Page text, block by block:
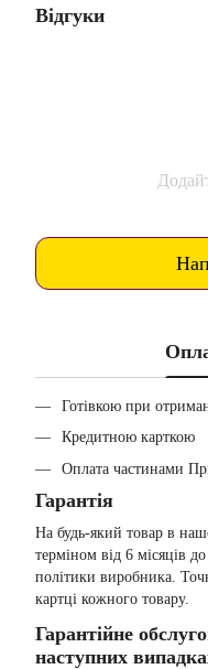
Відгуки
Готівкою при
Кредитною карткою
Оплата частинами
Гарантія
На будь-який товар в
терміном від 6 місяців
політики виробника.
картці кожного товару.
Гарантійне
наступних